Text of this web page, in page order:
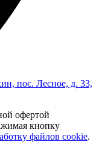
пос. Лесное, д. 33,
офертой
кнопку
файлов cookie.